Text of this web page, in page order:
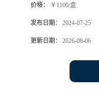
价格： ￥1100/盒
发布日期： 2024-07-25
更新日期： 2026-08-06